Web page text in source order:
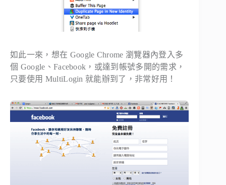
如此一來，想在 Google Chrome 瀏覽器內登入多
個 Google、Facebook，或達到帳號多開的需求，
只要使用 MultiLogin 就能辦到了，非常好用！